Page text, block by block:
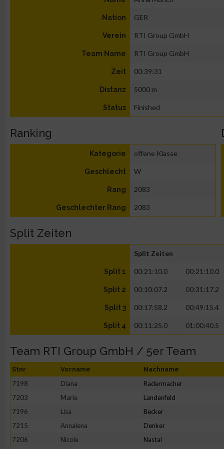
Nation GER
Verein RTI Group GmbH
Team Name RTI Group GmbH
Zeit 00:39:31
Distanz 5000 m
Status Finished
Ranking
Kategorie offene Klasse
Geschlecht W
Rang 2083
Geschlechter Rang 2083
Split Zeiten
Split Zeiten
Split 1 00:21:10.0 00:21:10.0
Split 2 00:10:07.2 00:31:17.2
Split 3 00:17:58.2 00:49:15.4
Split 4 00:11:25.0 01:00:40.5
Team RTI Group GmbH / 5er Team
Stnr Vorname Nachname
7198 Diana Radermacher
7203
Marie Landenfeld
7196
Lisa Becker
7215
Annalena Denker
7206
Nicole Nastal